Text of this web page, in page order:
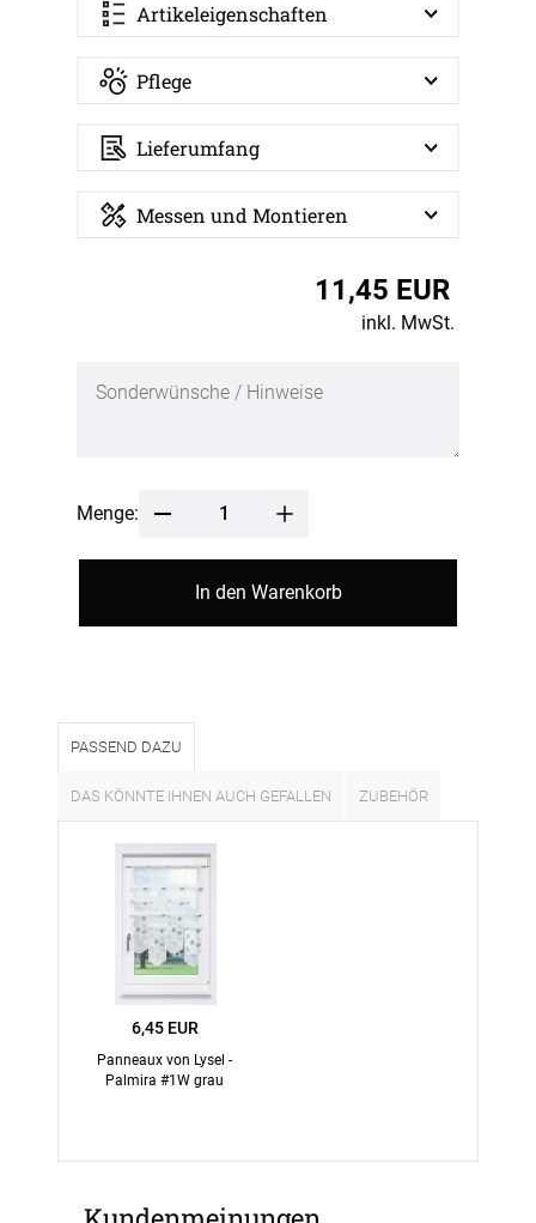
Artikeleigenschaften
Pflege
Lieferumfang
Messen und Montieren
11,45 EUR
inkl. MwSt.
Menge:
In den Warenkorb
PASSEND DAZU
DAS KÖNNTE IHNEN AUCH GEFALLEN ZUBEHÖR
6,45 EUR
Panneaux von Lysel -
Palmira #1W grau